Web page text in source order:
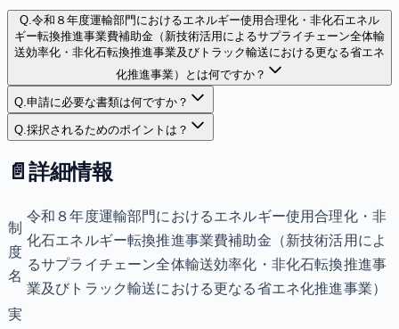
Q.令和８年度運輸部門におけるエネルギー使用合理化・非化石エネル
ギー転換推進事業費補助金（新技術活用によるサプライチェーン全体輸
送効率化・非化石転換推進事業及びトラック輸送における更なる省エネ
化推進事業）とは何ですか？
Q.申請に必要な書類は何ですか？
Q.採択されるためのポイントは？
📄 詳細情報
制
度
名
令和８年度運輸部門におけるエネルギー使用合理化・非
化石エネルギー転換推進事業費補助金（新技術活用によ
るサプライチェーン全体輸送効率化・非化石転換推進事
業及びトラック輸送における更なる省エネ化推進事業）
実